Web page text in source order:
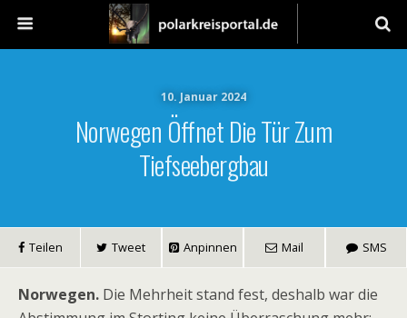
10. Januar 2024
Norwegen Öffnet Die Tür Zum
Tiefseebergbau
Teilen Tweet Anpinnen Mail SMS
Norwegen. Die Mehrheit stand fest, deshalb war die